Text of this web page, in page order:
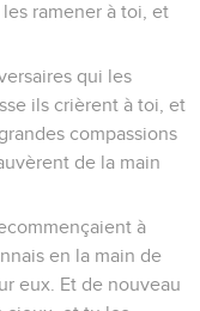
ramener à toi, et
qui les
ils crièrent à toi, et
compassions
de la main
à
en la main de
eux. Et de nouveau